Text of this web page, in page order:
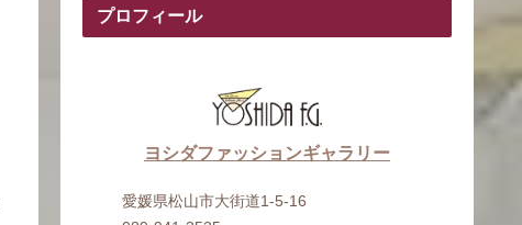
プロフィール
ヨシダファッションギャラリー
愛媛県松山市大街道1-5-16